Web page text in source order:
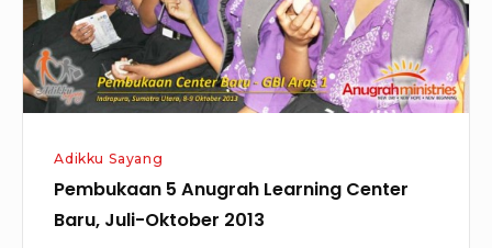
Juli-
Oktober
2013
Adikku Sayang
Pembukaan 5 Anugrah Learning Center
Baru, Juli-Oktober 2013